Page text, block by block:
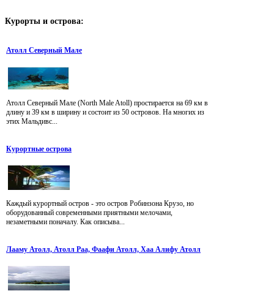
Курорты и острова:
Атолл Северный Мале
Атолл Северный Мале (North Male Atoll) простирается на 69 км в
длину и 39 км в ширину и состоит из 50 островов. На многих из
этих Мальдивс...
Курортные острова
Каждый курортный остров - это остров Робинзона Крузо, но
оборудованный современными приятными мелочами,
незаметными поначалу. Как описыва...
Лааму Атолл, Атолл Раа, Фаафи Атолл, Хаа Алифу Атолл